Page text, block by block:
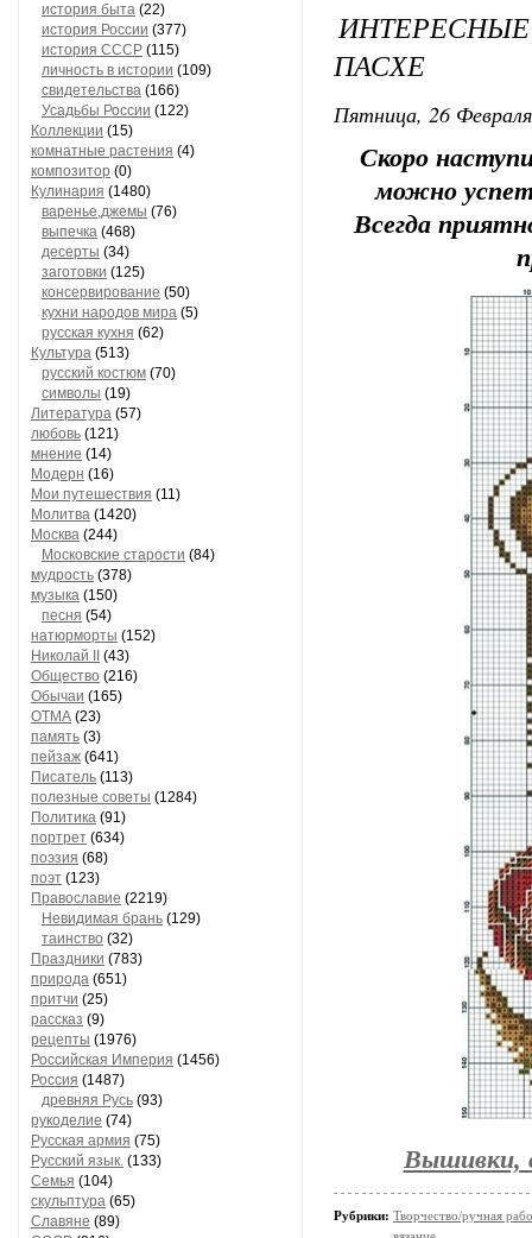
история быта (22)
история России (377)
история СССР (115)
личность в истории (109)
свидетельства (166)
Усадьбы России (122)
Коллекции (15)
комнатные растения (4)
композитор (0)
Кулинария (1480)
варенье,джемы (76)
выпечка (468)
десерты (34)
заготовки (125)
консервирование (50)
кухни народов мира (5)
русская кухня (62)
Культура (513)
русский костюм (70)
символы (19)
Литература (57)
любовь (121)
мнение (14)
Модерн (16)
Мои путешествия (11)
Молитва (1420)
Москва (244)
Московские старости (84)
мудрость (378)
музыка (150)
песня (54)
натюрморты (152)
Николай II
(43)
Общество (216)
Обычаи (165)
ОТМА (23)
память (3)
пейзаж (641)
Писатель (113)
полезные советы (1284)
Политика (91)
портрет (634)
поэзия (68)
поэт (123)
Православие (2219)
Невидимая брань (129)
таинство (32)
Праздники (783)
природа (651)
притчи (25)
рассказ (9)
рецепты (1976)
Российская Империя (1456)
Россия (1487)
древняя Русь (93)
рукоделие (74)
Русская армия (75)
Русский язык. (133)
Семья (104)
скульптура (65)
Славяне (89)
ПАСХЕ
Пятница, 26
Скоро
можно
Всегда
Вышивки,
Рубрики: Творчество/ручная